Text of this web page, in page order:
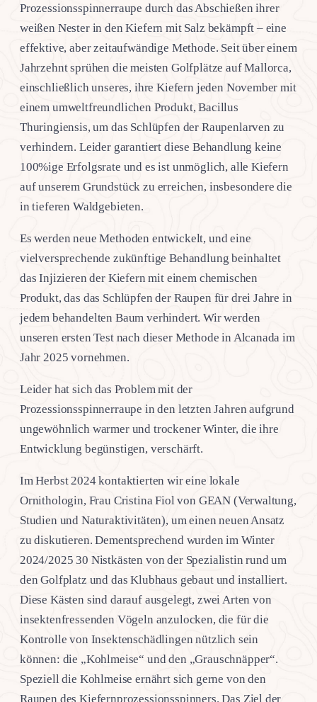
Prozessionsspinnerraupe durch das Abschießen ihrer
weißen Nester in den Kiefern mit Salz bekämpft – eine
effektive, aber zeitaufwändige Methode. Seit über einem
Jahrzehnt sprühen die meisten Golfplätze auf Mallorca,
einschließlich unseres, ihre Kiefern jeden November mit
einem umweltfreundlichen Produkt, Bacillus
Thuringiensis, um das Schlüpfen der Raupenlarven zu
verhindern. Leider garantiert diese Behandlung keine
100%ige Erfolgsrate und es ist unmöglich, alle Kiefern
auf unserem Grundstück zu erreichen, insbesondere die
in tieferen Waldgebieten.
Es werden neue Methoden entwickelt, und eine
vielversprechende zukünftige Behandlung beinhaltet
das Injizieren der Kiefern mit einem chemischen
Produkt, das das Schlüpfen der Raupen für drei Jahre in
jedem behandelten Baum verhindert. Wir werden
unseren ersten Test nach dieser Methode in Alcanada im
Jahr 2025 vornehmen.
Leider hat sich das Problem mit der
Prozessionsspinnerraupe in den letzten Jahren aufgrund
ungewöhnlich warmer und trockener Winter, die ihre
Entwicklung begünstigen, verschärft.
Im Herbst 2024 kontaktierten wir eine lokale
Ornithologin, Frau Cristina Fiol von GEAN (Verwaltung,
Studien und Naturaktivitäten), um einen neuen Ansatz
zu diskutieren. Dementsprechend wurden im Winter
2024/2025 30 Nistkästen von der Spezialistin rund um
den Golfplatz und das Klubhaus gebaut und installiert.
Diese Kästen sind darauf ausgelegt, zwei Arten von
insektenfressenden Vögeln anzulocken, die für die
Kontrolle von Insektenschädlingen nützlich sein
können: die „Kohlmeise“ und den „Grauschnäpper“.
Speziell die Kohlmeise ernährt sich gerne von den
Raupen des Kiefernprozessionsspinners. Das Ziel der